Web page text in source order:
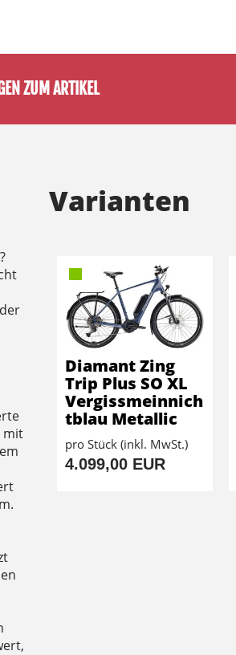
ZUM ARTIKEL
mit
Varianten
Diamant Zing
Trip Plus SO XL
Vergissmeinnich
tblau Metallic
pro Stück (inkl. MwSt.)
4.099,00 EUR